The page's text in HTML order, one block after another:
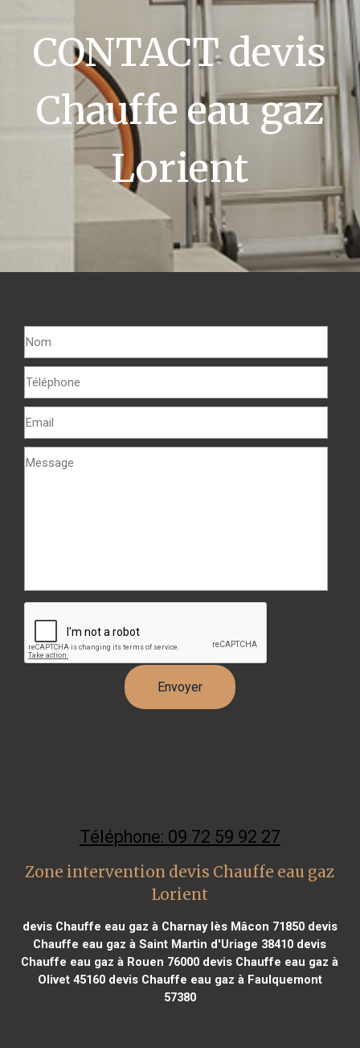
CONTACT devis
Chauffe eau gaz
Lorient
Téléphone: 09 72 59 92 27
Zone intervention devis Chauffe eau gaz
Lorient
devis Chauffe eau gaz à Charnay lès Mâcon 71850devis
Chauffe eau gaz à Saint Martin d'Uriage 38410 devis
Chauffe eau gaz à Rouen 76000 devis Chauffe eau gaz à
Olivet 45160devis Chauffe eau gaz à Faulquemont
57380